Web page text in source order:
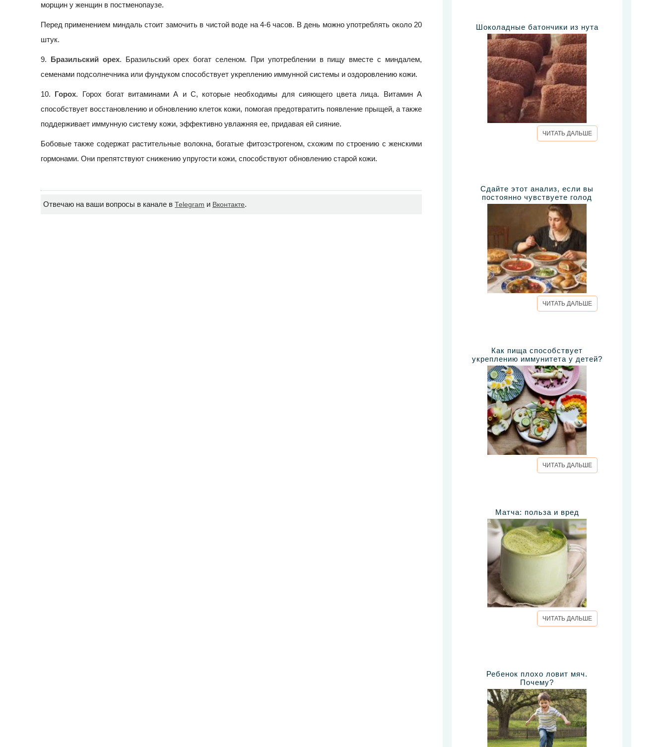
морщин у женщин в постменопаузе.
Перед применением миндаль стоит замочить в чистой воде на 4-6 часов. В день можно употреблять около 20
штук.
9. Бразильский орех. Бразильский орех богат селеном. При употреблении в пищу вместе с миндалем,
семенами подсолнечника или фундуком способствует укреплению иммунной системы и оздоровлению кожи.
10. Горох. Горох богат витаминами А и С, которые необходимы для сияющего цвета лица. Витамин А
способствует восстановлению и обновлению клеток кожи, помогая предотвратить появление прыщей, а также
поддерживает иммунную систему кожи, эффективно увлажняя ее, придавая ей сияние.
Бобовые также содержат растительные волокна, богатые фитоэстрогеном, схожим по строению с женскими
гормонами. Они препятствуют снижению упругости кожи, способствуют обновлению старой кожи.
Отвечаю на ваши вопросы в канале в Telegram и Вконтакте.
Шоколадные батончики из нута
ЧИТАТЬ ДАЛЬШЕ
Сдайте этот анализ, если вы
постоянно чувствуете голод
ЧИТАТЬ ДАЛЬШЕ
Как пища способствует
укреплению иммунитета у детей?
ЧИТАТЬ ДАЛЬШЕ
Матча: польза и вред
ЧИТАТЬ ДАЛЬШЕ
Ребенок плохо ловит мяч.
Почему?